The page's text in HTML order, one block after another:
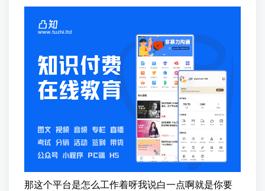
那这个平台是怎么工作着呀我说白一点啊就是你要